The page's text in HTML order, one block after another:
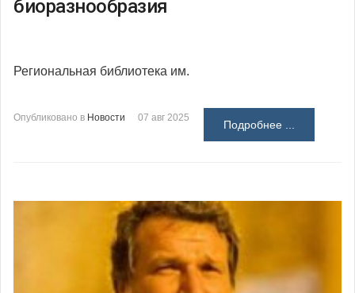
биоразнообразия
Региональная библиотека им.
Опубликовано в Новости 07 авг 2025
Подробнее ...